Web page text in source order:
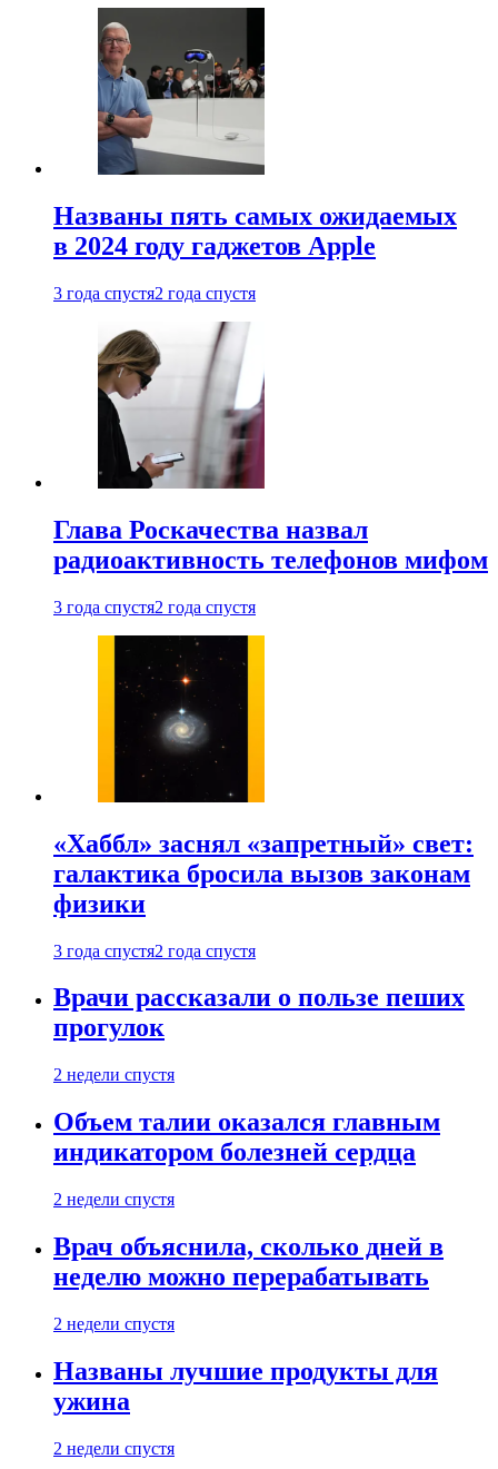
Названы пять самых ожидаемых
в 2024 году гаджетов Apple
3 года спустя2 года спустя
Глава Роскачества назвал
радиоактивность телефонов мифом
3 года спустя2 года спустя
«Хаббл» заснял «запретный» свет:
галактика бросила вызов законам
физики
3 года спустя2 года спустя
Врачи рассказали о пользе пеших
прогулок
2 недели спустя
Объем талии оказался главным
индикатором болезней сердца
2 недели спустя
Врач объяснила, сколько дней в
неделю можно перерабатывать
2 недели спустя
Названы лучшие продукты для
ужина
2 недели спустя